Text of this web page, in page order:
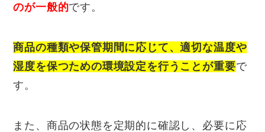
のが一般的です。
商品の種類や保管期間に応じて、適切な温度や
湿度を保つための環境設定を行うことが重要で
す。
また、商品の状態を定期的に確認し、必要に応